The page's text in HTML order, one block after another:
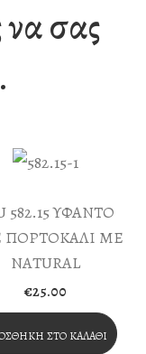
σας
582.15 ΥΦΑΝΤΟ
ΠΟΡΤΟΚΑΛΙ ΜΕ
NATURAL
€25.00
ΣΤΟ ΚΑΛΆΘΙ